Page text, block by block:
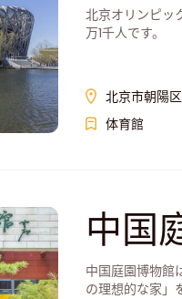
北京オリンピッ
万1千人です。
北京市朝陽
体育館
中国
中国庭園博物館
の理想的な家」